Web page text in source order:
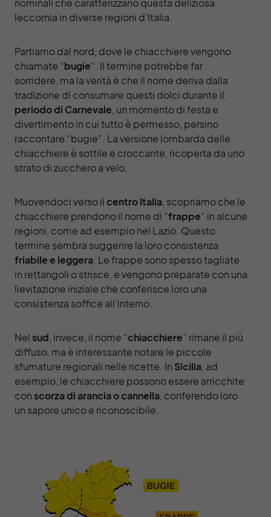
nominali che caratterizzano questa deliziosa
leccornia in diverse regioni d’Italia.
Partiamo dal nord, dove le chiacchiere vengono
chiamate “bugie“. Il termine potrebbe far
sorridere, ma la verità è che il nome deriva dalla
tradizione di consumare questi dolci durante il
periodo di Carnevale , un momento di festa e
divertimento in cui tutto è permesso, persino
raccontare “bugie”. La versione lombarda delle
chiacchiere è sottile e croccante, ricoperta da uno
strato di zucchero a velo.
Muovendoci verso ilcentro Italia , scopriamo che le
chiacchiere prendono il nome di “frappe” in alcune
regioni, come ad esempio nel Lazio. Questo
termine sembra suggerire la loro consistenza
friabile e leggera . Le frappe sono spesso tagliate
in rettangoli o strisce, e vengono preparate con una
lievitazione iniziale che conferisce loro una
consistenza soffice all’interno.
Nelsud , invece, il nome “chiacchiere” rimane il più
diffuso, ma è interessante notare le piccole
sfumature regionali nelle ricette. In Sicilia , ad
esempio, le chiacchiere possono essere arricchite
conscorza di arancia o cannella , conferendo loro
un sapore unico e riconoscibile.